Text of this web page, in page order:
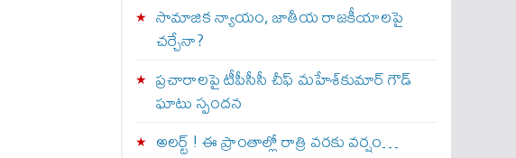
సామాజిక న్యాయం, జాతీయ రాజకీయాలపై
చర్చేనా?
ప్రచారాలపై టీపీసీసీ చీఫ్ మహేశ్‌కుమార్ గౌడ్
ఘాటు స్పందన
అల‌ర్ట్ ! ఈ ప్రాంతాల్లో రాత్రి వరకు వర్షం…